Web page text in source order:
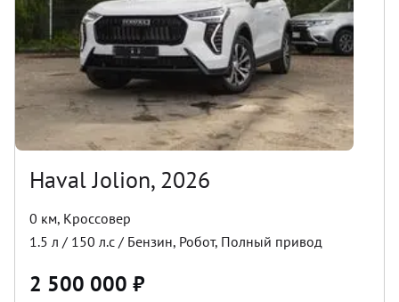
Haval Jolion, 2026
0 км, Кроссовер
1.5 л / 150 л.с / Бензин, Робот, Полный привод
2 500 000 ₽